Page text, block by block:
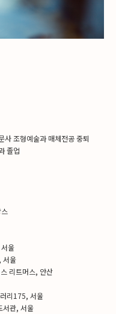
조형예술과 매체전공 중퇴
졸업
울
서울
리트머스, 안산
리175, 서울
서관, 서울